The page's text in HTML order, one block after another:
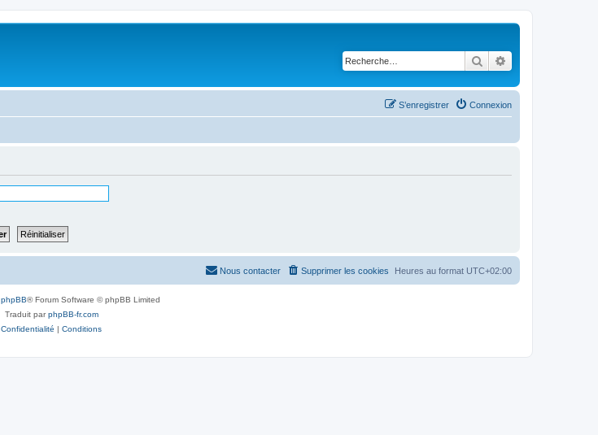
Rechercher
Connexion
S’enregistrer
Heures au format UTC+02:00
Supprimer les cookies
Nous contacter
phpBB® Forum Software © phpBB Limited
Traduit parphpBB-fr.com
Confidentialité | Conditions